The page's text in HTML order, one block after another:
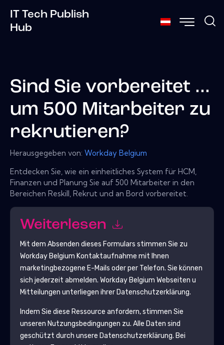
IT Tech Publish
Hub
Sind Sie vorbereitet ...
um 500 Mitarbeiter zu
rekrutieren?
Herausgegeben von: Workday Belgium
Entdecken Sie, wie ein einheitliches System für HCM,
Finanzen und Planung Sie auf 500 Mitarbeiter in den
Bereichen Reskill, Rekrut und an Bord vorbereitet.
Weiterlesen
Mit dem Absenden dieses Formulars stimmen Sie zu
Workday Belgium Kontaktaufnahme mit Ihnen
marketingbezogene E-Mails oder per Telefon. Sie können
sich jederzeit abmelden. Workday Belgium Webseiten u
Mitteilungen unterliegen ihrer Datenschutzerklärung.
Indem Sie diese Ressource anfordern, stimmen Sie
unseren Nutzungsbedingungen zu. Alle Daten sind
geschützt durch unsere Datenschutzerklärung. Bei